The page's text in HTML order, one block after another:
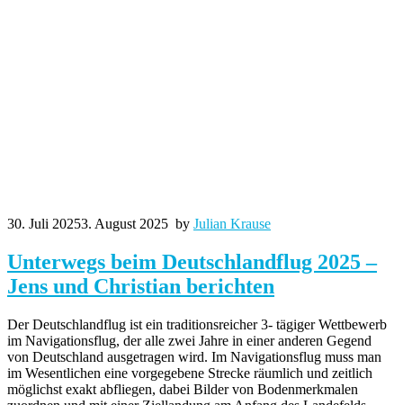
30. Juli 20253. August 2025 by Julian Krause
Unterwegs beim Deutschlandflug 2025 –
Jens und Christian berichten
Der Deutschlandflug ist ein traditionsreicher 3- tägiger Wettbewerb
im Navigationsflug, der alle zwei Jahre in einer anderen Gegend
von Deutschland ausgetragen wird. Im Navigationsflug muss man
im Wesentlichen eine vorgegebene Strecke räumlich und zeitlich
möglichst exakt abfliegen, dabei Bilder von Bodenmerkmalen